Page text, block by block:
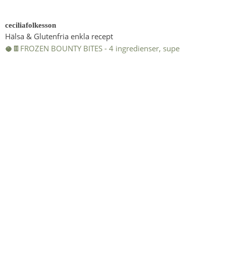
ceciliafolkesson
Hälsa & Glutenfria enkla recept
🥥🍫FROZEN BOUNTY BITES - 4 ingredienser, supe